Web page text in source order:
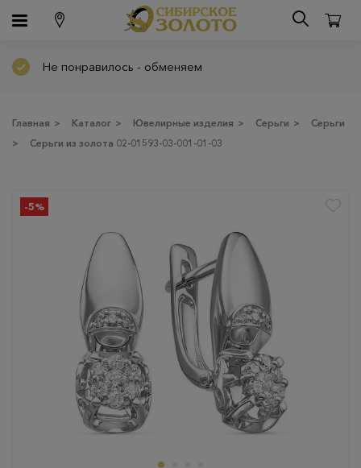
Не понравилось - обменяем
Главная > Каталог > Ювелирные изделия > Серьги >
Серьги
>
Серьги из золота 02-01593-03-001-01-03
-5%